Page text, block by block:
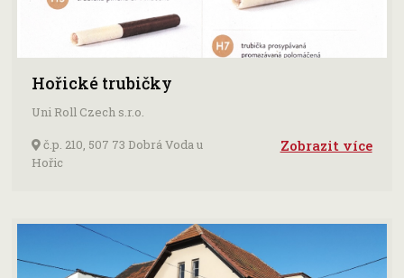
Hořické trubičky
Uni Roll Czech s.r.o.
č.p. 210, 507 73 Dobrá Voda u
Hořic
Zobrazit více